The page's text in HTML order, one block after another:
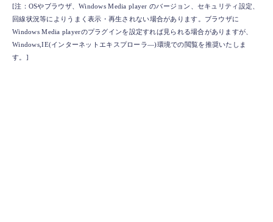
[注：OSやブラウザ、Windows Media player のバージョン、セキュリティ設定、
回線状況等によりうまく表示・再生されない場合があります。ブラウザに
Windows Media playerのプラグインを設定すれば見られる場合がありますが、
Windows,IE(インターネットエキスプローラ―)環境での閲覧を推奨いたしま
す。]